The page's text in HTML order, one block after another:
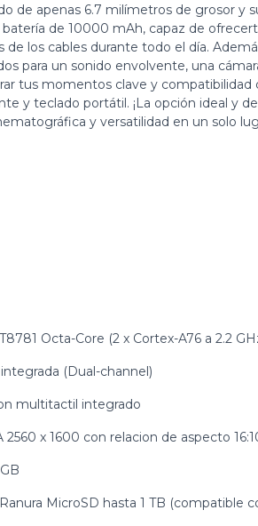
de apenas 6.7 milímetros de grosor y
de 10000 mAh, capaz de
los cables durante todo el día.
para un sonido envolvente, una
tus momentos clave y compatibilidad
y teclado portátil. ¡La opción ideal y
y versatilidad en un solo
Octa-Core (2 x Cortex-A76 a 2.2
(Dual-channel)
multitactil integrado
2560 x 1600 con relacion de aspecto
Ranura MicroSD hasta 1 TB (compatible